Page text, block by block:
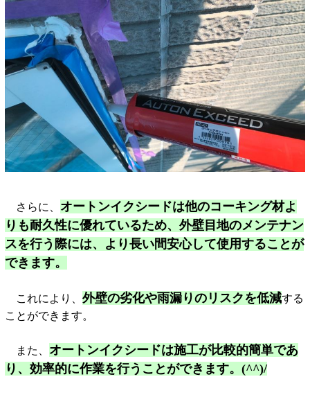
さらに、 オートンイクシードは他のコーキング材よ
りも耐久性に優れているため、外壁目地のメンテナン
スを行う際には、より長い間安心して使用することが
できます。
これにより、 外壁の劣化や雨漏りのリスクを低減する
ことができます。
また、 オートンイクシードは施工が比較的簡単であ
り、効率的に作業を行うことができます。(^^)/